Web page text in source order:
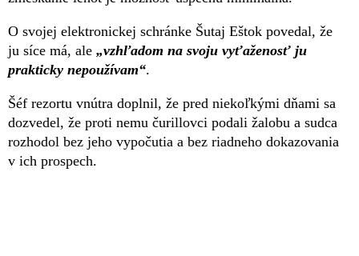
O svojej elektronickej schránke Šutaj Eštok povedal, že
ju síce má, ale „vzhľadom na svoju vyťaženosť ju
prakticky nepoužívam“.
Šéf rezortu vnútra doplnil, že pred niekoľkými dňami sa
dozvedel, že proti nemu čurillovci podali žalobu a sudca
rozhodol bez jeho vypočutia a bez riadneho dokazovania
v ich prospech.